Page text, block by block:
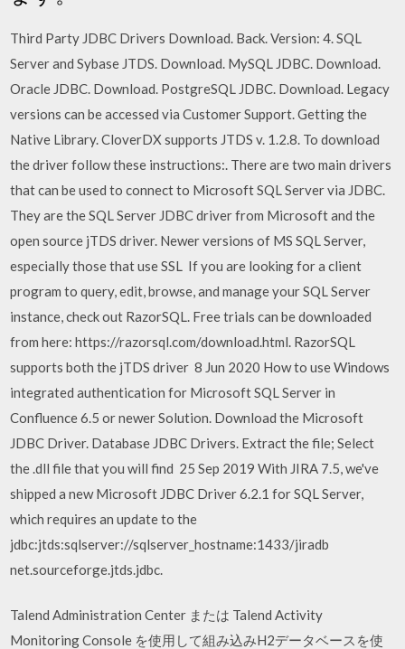
Third Party JDBC Drivers Download. Back. Version: 4. SQL
Server and Sybase JTDS. Download. MySQL JDBC. Download.
Oracle JDBC. Download. PostgreSQL JDBC. Download. Legacy
versions can be accessed via Customer Support. Getting the
Native Library. CloverDX supports JTDS v. 1.2.8. To download
the driver follow these instructions:. There are two main drivers
that can be used to connect to Microsoft SQL Server via JDBC.
They are the SQL Server JDBC driver from Microsoft and the
open source jTDS driver. Newer versions of MS SQL Server,
especially those that use SSL If you are looking for a client
program to query, edit, browse, and manage your SQL Server
instance, check out RazorSQL. Free trials can be downloaded
from here: https://razorsql.com/download.html. RazorSQL
supports both the jTDS driver 8 Jun 2020 How to use Windows
integrated authentication for Microsoft SQL Server in
Confluence 6.5 or newer Solution. Download the Microsoft
JDBC Driver. Database JDBC Drivers. Extract the file; Select
the .dll file that you will find 25 Sep 2019 With JIRA 7.5, we've
shipped a new Microsoft JDBC Driver 6.2.1 for SQL Server,
which requires an update to the
jdbc:jtds:sqlserver://sqlserver_hostname:1433/jiradb
net.sourceforge.jtds.jdbc.
Talend Administration Center または Talend Activity
Monitoring Console を使用して組み込みH2データベースを使